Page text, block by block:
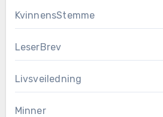
KvinnensStemme
LeserBrev
Livsveiledning
Minner